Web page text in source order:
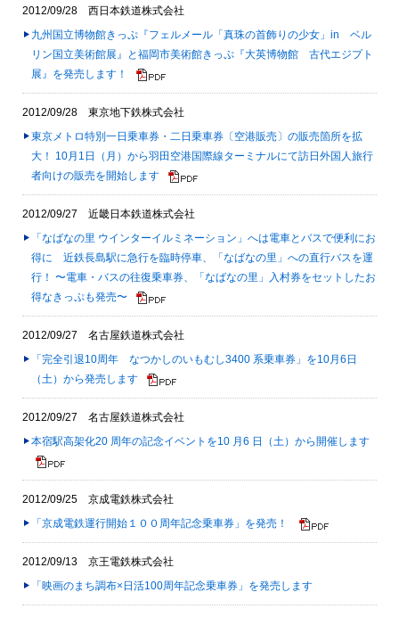
2012/09/28 西日本鉄道株式会社
九州国立博物館きっぷ『フェルメール「真珠の首飾りの少女」in ベル
リン国立美術館展』と福岡市美術館きっぷ『大英博物館 古代エジプト
展』を発売します！
2012/09/28 東京地下鉄株式会社
東京メトロ特別一日乗車券・二日乗車券〔空港販売〕の販売箇所を拡
大！ 10月1日（月）から羽田空港国際線ターミナルにて訪日外国人旅行
者向けの販売を開始します
2012/09/27 近畿日本鉄道株式会社
「なばなの里 ウインターイルミネーション」へは電車とバスで便利にお
得に 近鉄長島駅に急行を臨時停車、「なばなの里」への直行バスを運
行！ 〜電車・バスの往復乗車券、「なばなの里」入村券をセットしたお
得なきっぷも発売〜
2012/09/27 名古屋鉄道株式会社
「完全引退10周年 なつかしのいもむし3400 系乗車券」を10月6日
（土）から発売します
2012/09/27 名古屋鉄道株式会社
本宿駅高架化20 周年の記念イベントを10 月6 日（土）から開催します
2012/09/25 京成電鉄株式会社
「京成電鉄運行開始１００周年記念乗車券」を発売！
2012/09/13 京王電鉄株式会社
「映画のまち調布×日活100周年記念乗車券」を発売します